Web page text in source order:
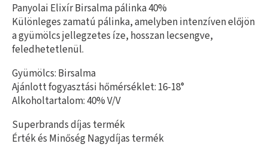
Panyolai Elixír Birsalma pálinka 40%
Különleges zamatú pálinka, amelyben intenzíven előjön
a gyümölcs jellegzetes íze, hosszan lecsengve,
feledhetetlenül.
Gyümölcs: Birsalma
Ajánlott fogyasztási hőmérséklet: 16-18°
Alkoholtartalom: 40% V/V
Superbrands díjas termék
Érték és Minőség Nagydíjas termék